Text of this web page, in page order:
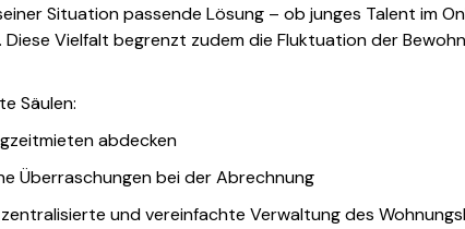
Situation passende Lösung – ob junges Talent im
Vielfalt begrenzt zudem die Fluktuation der
Säulen:
abdecken
Überraschungen bei der Abrechnung
und vereinfachte Verwaltung des